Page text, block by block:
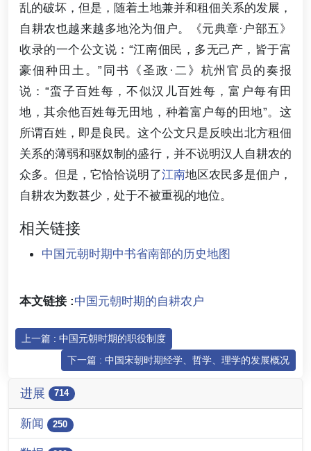
乱的破坏，但是，随着土地兼并和租佃关系的发展，
自耕农也越来越多地沦为佃户。《元典章·户部五》
收录的一个公文说：“江南佃民，多无己产，皆于富
豪佃种田土。”同书《圣政·二》杭州官员的奏报
说：“蛮子百姓每，不似汉儿百姓每，富户每有田
地，其余他百姓每无田地，种着富户每的田地”。这
所谓百姓，即是良民。这个公文只是反映出北方租佃
关系的薄弱和驱奴制的盛行，并不说明汉人自耕农的
众多。但是，它恰恰说明了江南地区农民多是佃户，
自耕农为数甚少，处于不被重视的地位。
相关链接
中国元朝时期中书省南部的历史地图
本文链接 :中国元朝时期的自耕农户
上一篇 : 中国元朝时期的职役制度
下一篇 : 中国宋朝时期经学、哲学、理学的发展概况
进展 714
新闻 250